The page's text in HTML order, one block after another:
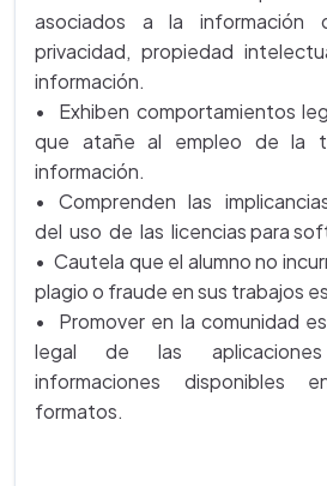
asociados a la información
privacidad, propiedad
información.
• Exhiben comportamientos
que atañe al empleo de la
información.
• Comprenden las
del uso de las licencias para
• Cautela que el alumno no
plagio o fraude en sus trabajos
• Promover en la comunidad
legal de las
informaciones disponibles
formatos.